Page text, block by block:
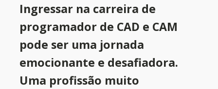
Ingressar na carreira de
programador de CAD e CAM
pode ser uma jornada
emocionante e desafiadora.
Uma profissão muito